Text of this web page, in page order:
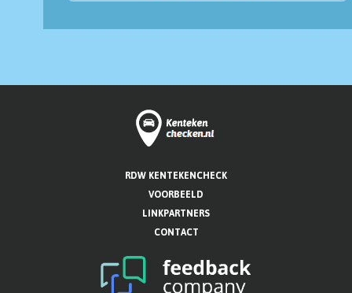
RDW KENTEKENCHECK
VOORBEELD
LINKPARTNERS
CONTACT